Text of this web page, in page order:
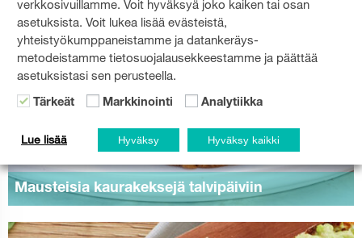
Mausteisia kaurakeksejä talvipäiviin
verkkosivuillamme. Voit hyväksyä joko kaiken tai osan
asetuksista. Voit lukea lisää evästeistä,
yhteistyökumppaneistamme ja datankeräys-
metodeistamme tietosuojalausekkeestamme ja päättää
asetuksistasi sen perusteella.
Tärkeät Markkinointi Analytiikka
Lue lisää Hyväksy Hyväksy kaikki